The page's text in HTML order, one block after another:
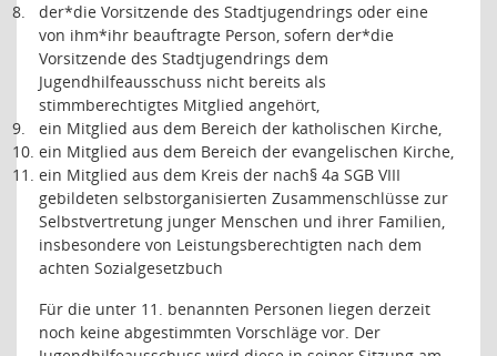
8.
der*die Vorsitzende des Stadtjugendrings oder eine
von ihm*ihr beauftragte Person, sofern der*die
Vorsitzende des Stadtjugendrings dem
Jugendhilfeausschuss nicht bereits als
stimmberechtigtes Mitglied angehört,
9.
ein Mitglied aus dem Bereich der katholischen Kirche,
10. ein Mitglied aus dem Bereich der evangelischen Kirche,
11. ein Mitglied aus dem Kreis der nach§ 4a SGB VIII
gebildeten selbstorganisierten Zusammenschlüsse zur
Selbstvertretung junger Menschen und ihrer Familien,
insbesondere von Leistungsberechtigten nach dem
achten Sozialgesetzbuch
Für die unter 11. benannten Personen liegen derzeit
noch keine abgestimmten Vorschläge vor. Der